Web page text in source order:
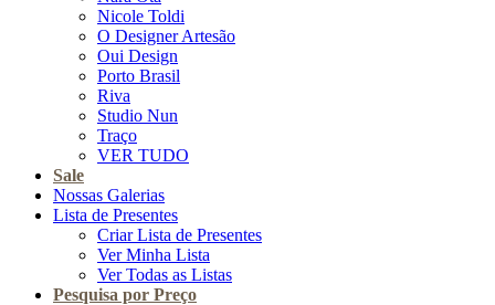
Nicole Toldi
O Designer Artesão
Oui Design
Porto Brasil
Riva
Studio Nun
Traço
VER TUDO
Sale
Nossas Galerias
Lista de Presentes
Criar Lista de Presentes
Ver Minha Lista
Ver Todas as Listas
Pesquisa por Preço